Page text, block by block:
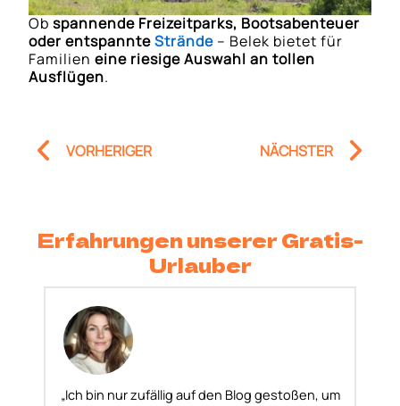
Obspannende Freizeitparks, Bootsabenteuer
oder entspannteStrände – Belek bietet für
Familieneine riesige Auswahl an tollen
Ausflügen.
Prev
VORHERIGER NÄCHSTER
Erfahrungen unserer Gratis-
Urlauber
„Ich bin nur zufällig auf den Blog gestoßen, um